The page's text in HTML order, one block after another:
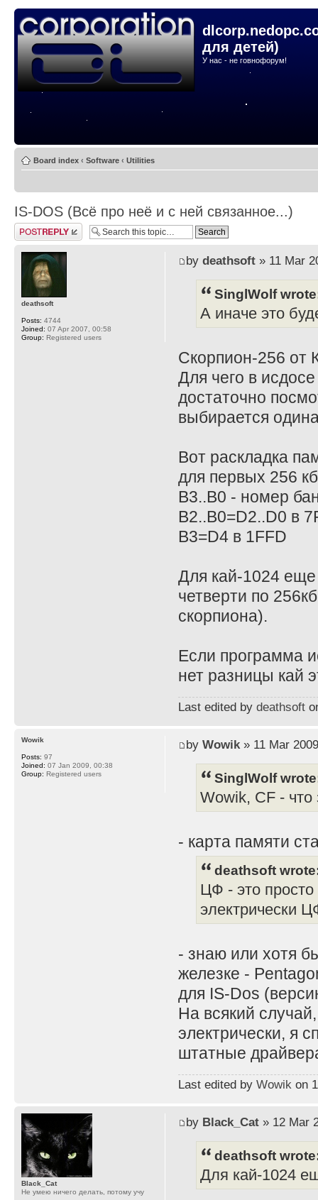
для детей)
У нас - не говнофорум!
Board index ‹ Software ‹ Utilities
IS-DOS (Всё про неё и с ней связанное...)
Post a reply
by deathsoft» 11 Mar
SinglWolf
А иначе это
Скорпион-256 от
Для чего в
достаточно
выбирается
Вот раскладка
для первых 256
B3..B0 - номер
B2..B0=D2..D0 в
B3=D4 в 1FFD
Для кай-1024
четверти по
скорпиона).
Если программа
нет разницы кай
Last edited by deathsoft
deathsoft
Posts: 4744
Joined: 07 Apr 2007, 00:58
Group: Registered users
by Wowik» 11 Mar
SinglWolf
Wowik, CF - что
- карта памяти
deathsoft
ЦФ - это просто
электрически
- знаю или хотя
железке -
для IS-Dos
На всякий
электрически, я
штатные
Last edited by Wowikon
Wowik
Posts: 97
Joined: 07 Jan 2009, 00:38
Group: Registered users
by Black_Cat» 12 Mar
deathsoft
Для кай-1024
Black_Cat
Не умею ничего делать, потому учу